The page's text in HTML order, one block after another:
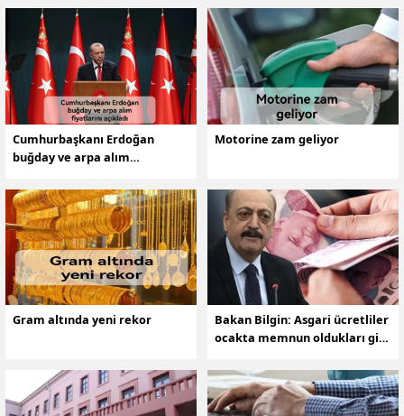
Cumhurbaşkanı Erdoğan
buğday ve arpa alım
Motorine zam geliyor
Gram altında yeni rekor
Bakan Bilgin: Asgari ücretliler
ocakta memnun oldukları gibi
olacaklar